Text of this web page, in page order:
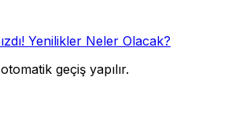
Yenilikler Neler Olacak?
geçiş yapılır.